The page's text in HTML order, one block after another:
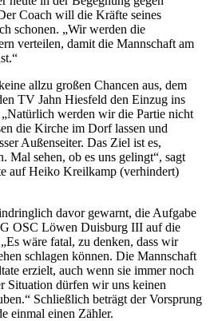
Coach will die Kräfte seines
schonen. „Wir werden die
verteilen, damit die Mannschaft am
allzu großen Chancen aus, dem
TV Jahn Hiesfeld den Einzug ins
werden wir die Partie nicht
die Kirche im Dorf lassen und
Außenseiter. Das Ziel ist es,
Mal sehen, ob es uns gelingt“, sagt
auf Heiko Kreilkamp (verhindert)
davor gewarnt, die Aufgabe
OSC Löwen Duisburg III auf die
wäre fatal, zu denken, dass wir
schlagen können. Die Mannschaft
erzielt, auch wenn sie immer noch
Situation dürfen wir uns keinen
Schließlich beträgt der Vorsprung
einmal einen Zähler.